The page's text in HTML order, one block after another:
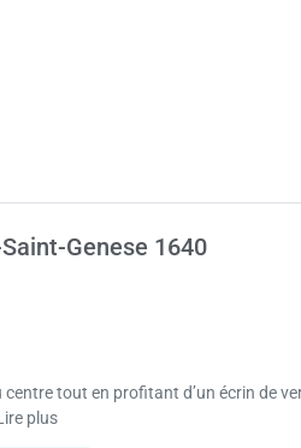
Genese 1640
tout en profitant d’un écrin de
plus